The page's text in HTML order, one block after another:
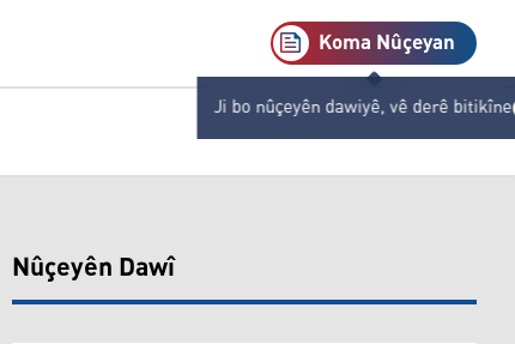
Koma Nûçeyan
Ji bo nûçeyên dawiyê, vê derê bitikîne
Nûçeyên Dawî